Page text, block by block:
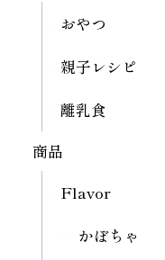
おやつ
親子レシピ
離乳食
商品
Flavor
かぼちゃ